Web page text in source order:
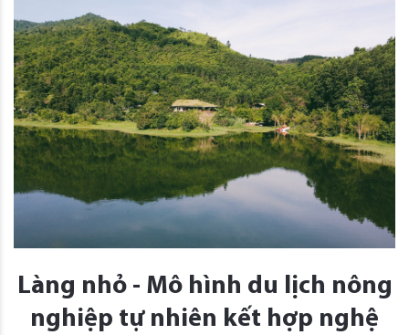
Làng nhỏ - Mô hình du lịch nông
nghiệp tự nhiên kết hợp nghệ